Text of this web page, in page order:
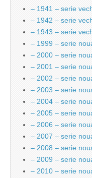
– 1941 – serie
– 1942 – serie
– 1943 – serie
– 1999 – serie
– 2000 – serie
– 2001 – serie
– 2002 – serie
– 2003 – serie
– 2004 – serie
– 2005 – serie
– 2006 – serie
– 2007 – serie
– 2008 – serie
– 2009 – serie
– 2010 – serie